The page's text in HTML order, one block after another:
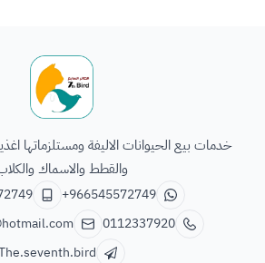
خدمات بيع الحيوانات الاليفة ومستلزماتها
والقطط والاسماك
+966545572749
0112337920